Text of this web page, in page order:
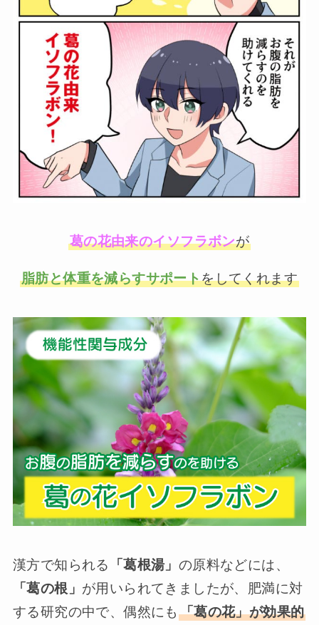
葛の花由来のイソフラボンが
脂肪と体重を減らすサポートをしてくれます
漢方で知られる 「葛根湯」 の原料などには、
「葛の根」 が用いられてきましたが、肥満に対
する研究の中で、偶然にも 「葛の花」が効果的